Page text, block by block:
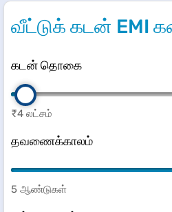
வீட்டுக் கடன் EMI
கடன் தொகை
₹4 லட்சம்
தவணைக்காலம்
5 ஆண்டுகள்